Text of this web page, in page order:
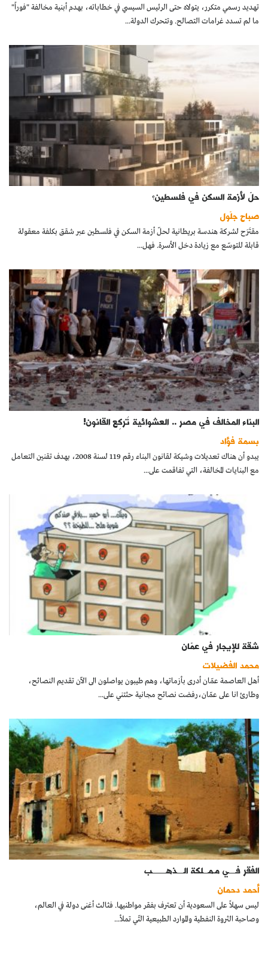
تهديد رسمي متكرر، يتولاه حتى الرئيس السيسي في خطاباته، بهدم أبنية مخالفة "فوراً"
ما لم تسدد غرامات التصالح. وتتحرك الدولة...
حلّ لأزمة السكن في فلسطين؟
صباح جلّول
مقتَرَح لشركة هندسة بريطانية لحلّ أزمة السكن في فلسطين عبر شقق بكلفة معقولة
قابلة للتوسّع مع زيادة دخل الأسرة. فهل...
البناء المخالف في مصر .. العشوائية تُركِع القانون!
بسمة فؤاد
يبدو أن هناك تعديلات وشيكة لقانون البناء رقم 119 لسنة 2008، بهدف تقنين التعامل
مع البنايات المخالفة، التي تفاقمت على...
شقة للإيجار في عمّان
محمد الفضيلات
أهل العاصمة عمّان أدرى بأزماتها، وهم طيبون يواصلون الى الآن تقديم النصائح،
وطارئ انا على عمّان،رفضت نصائح مجانية حثتني على...
الفقر فــــي مـمـــلكة الــــذهــــــــب
أحمد دحمان
ليس سهلاً على السعودية أن تعترف بفقر مواطنيها. فثالث أغنى دولة في العالم،
وصاحبة الثروة النفطية والموارد الطبيعية التّي تملأ...